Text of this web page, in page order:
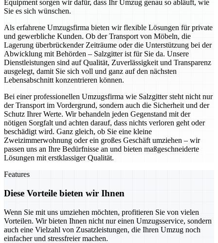
Equipment sorgen wir dafür, dass Ihr Umzug genau so abläuft, wie
Sie es sich wünschen.
Als erfahrene Umzugsfirma bieten wir flexible Lösungen für private
und gewerbliche Kunden. Ob der Transport von Möbeln, die
Lagerung überbrückender Zeiträume oder die Unterstützung bei der
Abwicklung mit Behörden – Salzgitter ist für Sie da. Unsere
Dienstleistungen sind auf Qualität, Zuverlässigkeit und Transparenz
ausgelegt, damit Sie sich voll und ganz auf den nächsten
Lebensabschnitt konzentrieren können.
Bei einer professionellen Umzugsfirma wie Salzgitter steht nicht nur
der Transport im Vordergrund, sondern auch die Sicherheit und der
Schutz Ihrer Werte. Wir behandeln jeden Gegenstand mit der
nötigen Sorgfalt und achten darauf, dass nichts verloren geht oder
beschädigt wird. Ganz gleich, ob Sie eine kleine
Zweizimmerwohnung oder ein großes Geschäft umziehen – wir
passen uns an Ihre Bedürfnisse an und bieten maßgeschneiderte
Lösungen mit erstklassiger Qualität.
Features
Diese Vorteile bieten wir Ihnen
Wenn Sie mit uns umziehen möchten, profitieren Sie von vielen
Vorteilen. Wir bieten Ihnen nicht nur einen Umzugsservice, sondern
auch eine Vielzahl von Zusatzleistungen, die Ihren Umzug noch
einfacher und stressfreier machen.